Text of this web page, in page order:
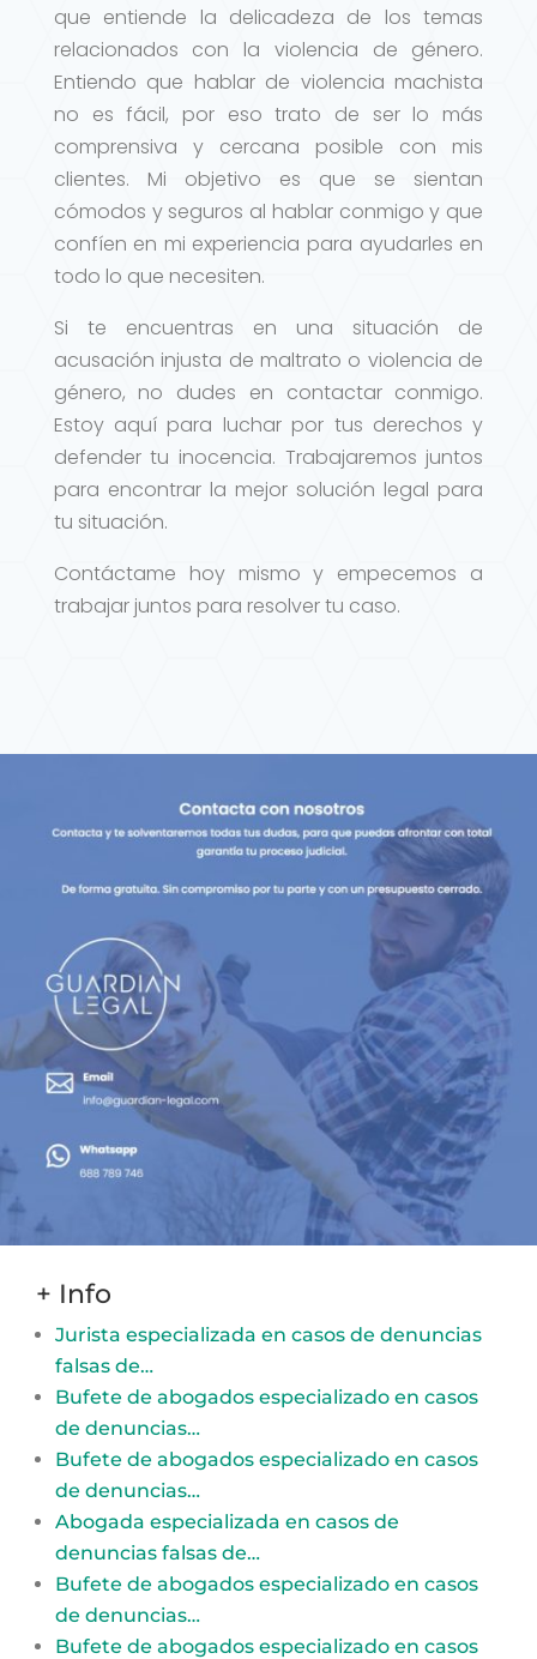
que entiende la delicadeza de los temas
relacionados con la violencia de género.
Entiendo que hablar de violencia machista
no es fácil, por eso trato de ser lo más
comprensiva y cercana posible con mis
clientes. Mi objetivo es que se sientan
cómodos y seguros al hablar conmigo y que
confíen en mi experiencia para ayudarles en
todo lo que necesiten.
Si te encuentras en una situación de
acusación injusta de maltrato o violencia de
género, no dudes en contactar conmigo.
Estoy aquí para luchar por tus derechos y
defender tu inocencia. Trabajaremos juntos
para encontrar la mejor solución legal para
tu situación.
Contáctame hoy mismo y empecemos a
trabajar juntos para resolver tu caso.
+ Info
Jurista especializada en casos de denuncias
falsas de…
Bufete de abogados especializado en casos
de denuncias…
Bufete de abogados especializado en casos
de denuncias…
Abogada especializada en casos de
denuncias falsas de…
Bufete de abogados especializado en casos
de denuncias…
Bufete de abogados especializado en casos